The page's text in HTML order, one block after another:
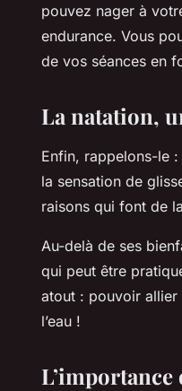
pouvez nager à
endurance. Vous
de vos séances en
La natation,
Enfin, rappelons-le
la sensation de
raisons qui font de
Au-delà de ses
qui peut être
atout : pouvoir allier
l’eau !